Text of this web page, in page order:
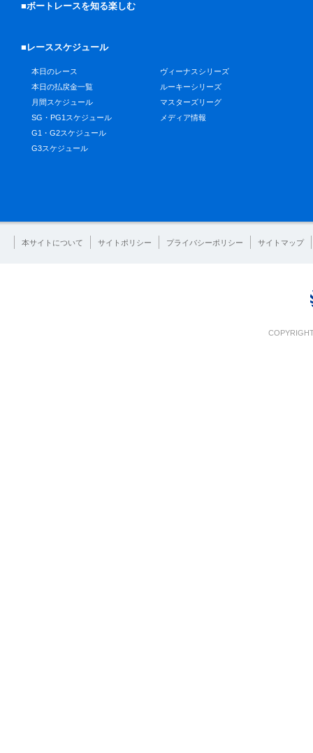
■ボートレースを知る楽しむ
■レーススケジュール
本日のレース
本日の払戻金一覧
月間スケジュール
SG・PG1スケジュール
G1・G2スケジュール
G3スケジュール
ヴィーナスシリーズ
ルーキーシリーズ
マスターズリーグ
メディア情報
本サイトについて サイトポリシー プライバシーポリシー サイトマップ